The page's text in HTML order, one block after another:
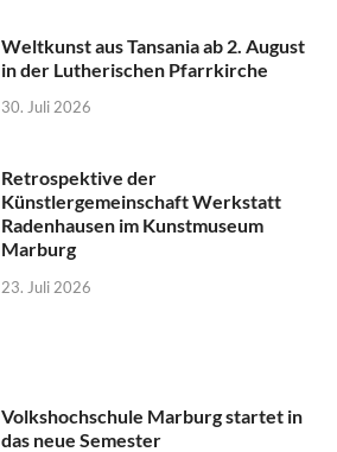
Weltkunst aus Tansania ab 2. August
in der Lutherischen Pfarrkirche
30. Juli 2026
Retrospektive der
Künstlergemeinschaft Werkstatt
Radenhausen im Kunstmuseum
Marburg
23. Juli 2026
Volkshochschule Marburg startet in
das neue Semester